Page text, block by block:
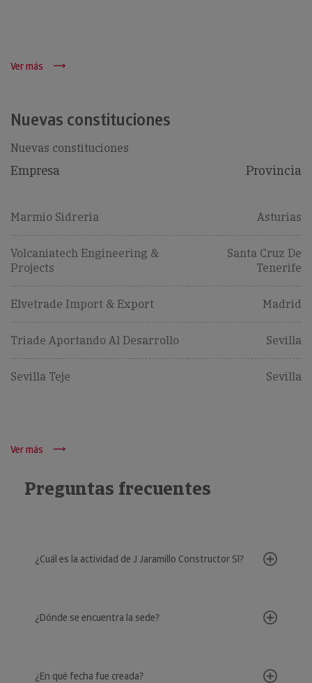
Ver más
Nuevas constituciones
Nuevas constituciones
Empresa Provincia
Marmio Sidreria Asturias
Volcaniatech Engineering &
Projects
Santa Cruz De
Tenerife
Elvetrade Import & Export Madrid
Triade Aportando Al Desarrollo Sevilla
Sevilla Teje Sevilla
Ver más
Preguntas frecuentes
¿Cuál es la actividad de J Jaramillo Constructor Sl?
¿Dónde se encuentra la sede?
¿En qué fecha fue creada?